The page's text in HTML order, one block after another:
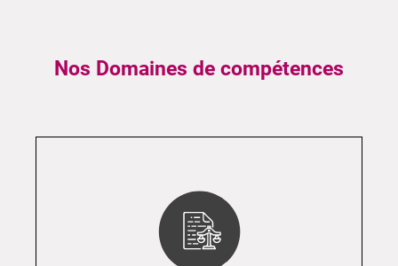
Nos Domaines de compétences